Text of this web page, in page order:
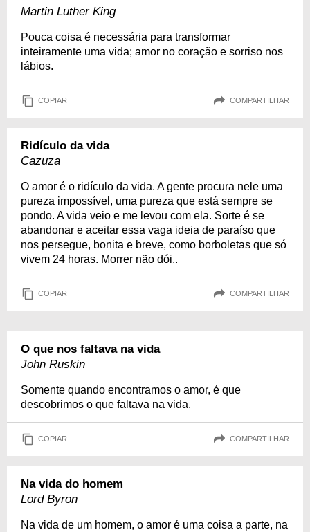
Martin Luther King
Pouca coisa é necessária para transformar
inteiramente uma vida; amor no coração e sorriso nos
lábios.
COPIAR COMPARTILHAR
Ridículo da vida
Cazuza
O amor é o ridículo da vida. A gente procura nele uma
pureza impossível, uma pureza que está sempre se
pondo. A vida veio e me levou com ela. Sorte é se
abandonar e aceitar essa vaga ideia de paraíso que
nos persegue, bonita e breve, como borboletas que só
vivem 24 horas. Morrer não dói..
COPIAR COMPARTILHAR
O que nos faltava na vida
John Ruskin
Somente quando encontramos o amor, é que
descobrimos o que faltava na vida.
COPIAR COMPARTILHAR
Na vida do homem
Lord Byron
Na vida de um homem, o amor é uma coisa a parte, na